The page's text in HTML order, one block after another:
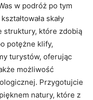
w podróż po tym
skały
struktury, które zdobią
potężne klify,
turystów, oferując
możliwość
Przygotujcie
natury, które z